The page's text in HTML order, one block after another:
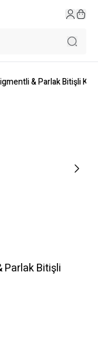
& Parlak Bitişli
Parlak Bitişli